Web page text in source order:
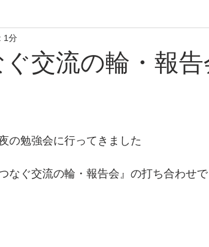
ぐ交流の輪・報
1分
の勉強会に行ってきました
なぐ交流の輪・報告会』の打ち合わせ